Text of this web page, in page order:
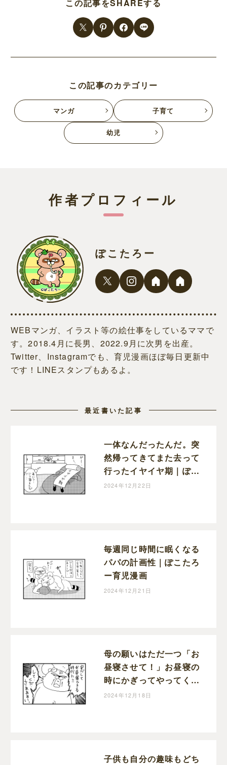
この記事をSHAREする
この記事のカテゴリー
マンガ 子育て
幼児
作者プロフィール
ぽこたろー
WEBマンガ、イラスト等の絵仕事をしているママで
す。2018.4月に長男、2022.9月に次男を出産。
Twitter、Instagramでも、育児漫画ほぼ毎日更新中
です！LINEスタンプもあるよ。
最近書いた記事
一体なんだったんだ。突
然帰ってきてまた去って
行ったイヤイヤ期｜ぽこ
たろー育児漫画
2024年12月22日
毎週同じ時間に眠くなる
パパの計画性｜ぽこたろ
ー育児漫画
2024年12月21日
母の願いはただ一つ「お
昼寝させて！」お昼寝の
時にかぎってやってくる
宣伝車｜ぽこたろー育児
2024年12月18日
子供も自分の趣味もどち